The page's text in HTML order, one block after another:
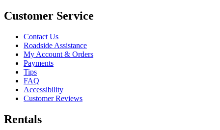
Customer Service
Contact Us
Roadside Assistance
My Account & Orders
Payments
Tips
FAQ
Accessibility
Customer Reviews
Rentals